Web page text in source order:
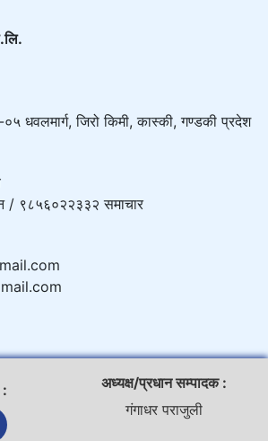
०५ धवलमार्ग, जिरो किमी, कास्की, गण्डकी प्रदेश
/ ९८५६०२२३३२ समाचार
अध्यक्ष/प्रधान सम्पादक :
गंगाधर पराजुली